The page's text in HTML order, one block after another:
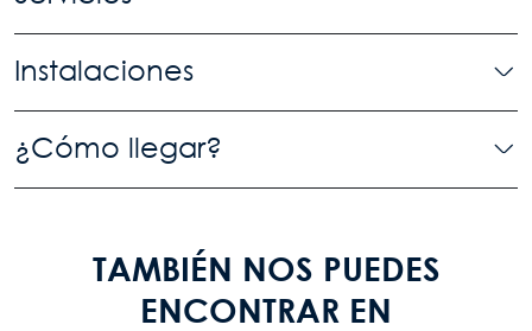
Instalaciones
¿Cómo llegar?
TAMBIÉN NOS PUEDES
ENCONTRAR EN